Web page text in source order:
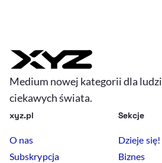
Medium nowej kategorii dla ludzi
ciekawych świata.
xyz.pl
O nas
Subskrypcja
Sekcje
Dzieje się!
Biznes